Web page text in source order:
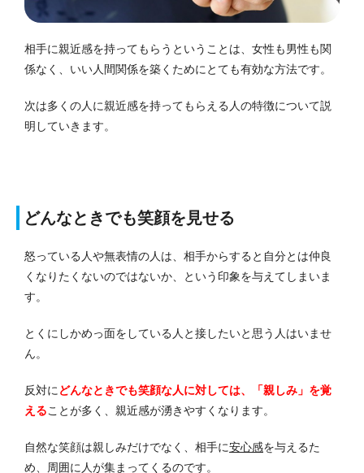
相手に親近感を持ってもらうということは、女性も男性も関
係なく、いい人間関係を築くためにとても有効な方法です。
次は多くの人に親近感を持ってもらえる人の特徴について説
明していきます。
どんなときでも笑顔を見せる
怒っている人や無表情の人は、相手からすると自分とは仲良
くなりたくないのではないか、という印象を与えてしまいま
す。
とくにしかめっ面をしている人と接したいと思う人はいませ
ん。
反対に どんなときでも笑顔な人に対しては、「親しみ」を覚
えることが多く、親近感が湧きやすくなります。
自然な笑顔は親しみだけでなく、相手に安心感を与えるた
め、周囲に人が集まってくるのです。